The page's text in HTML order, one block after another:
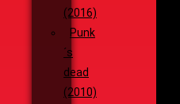
(2016)
Punk
´s
dead
(2010)